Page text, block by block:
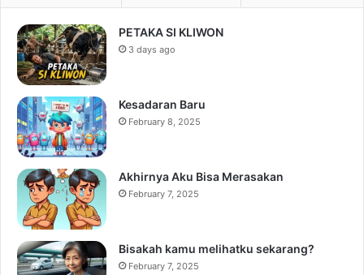
PETAKA SI KLIWON
3 days ago
Kesadaran Baru
February 8, 2025
Akhirnya Aku Bisa Merasakan
February 7, 2025
Bisakah kamu melihatku sekarang?
February 7, 2025